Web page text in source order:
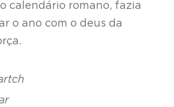
calendário romano, fazia
o ano com o deus da